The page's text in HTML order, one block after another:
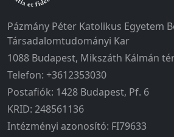
Pázmány Péter Katolikus Egyetem
Társadalomtudományi Kar
1088 Budapest, Mikszáth Kálmán
Telefon: +3612353030
Postafiók: 1428 Budapest, Pf. 6
KRID: 248561136
Intézményi azonosító: FI79633